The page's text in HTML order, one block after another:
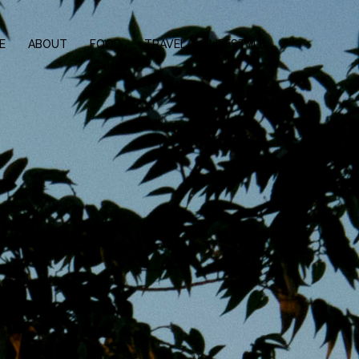
ABOUT FOOD TRAVEL LIFESTYLE